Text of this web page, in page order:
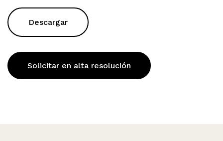
Descargar
Solicitar en alta resolución